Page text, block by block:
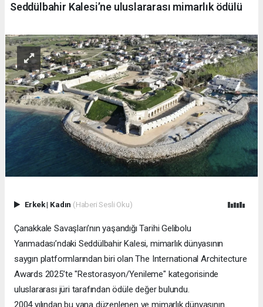
Seddülbahir Kalesi’ne uluslararası mimarlık ödülü
Erkek| Kadın (Haberi Sesli Oku)
Çanakkale Savaşları’nın yaşandığı Tarihi Gelibolu
Yarımadası’ndaki Seddülbahir Kalesi, mimarlık dünyasının
saygın platformlarından biri olan The International Architecture
Awards 2025’te "Restorasyon/Yenileme" kategorisinde
uluslararası jüri tarafından ödüle değer bulundu.